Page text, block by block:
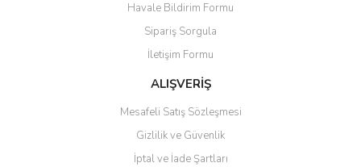
Ürün açıklamasında eksik bilgiler bulunuyor.
Ürün bilgilerinde hatalar bulunuyor.
Ürün fiyatı diğer sitelerden daha pahalı.
Bu ürüne benzer farklı alternatifler olmalı.
Havale Bildirim Formu
Sipariş Sorgula
İletişim Formu
ALIŞVERİŞ
Mesafeli Satış Sözleşmesi
Gizlilik ve Güvenlik
İptal ve İade Şartları